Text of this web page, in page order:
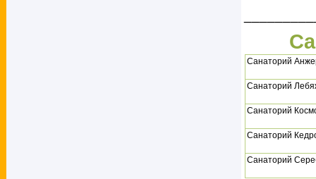
Санаторий
Санаторий
Санаторий
Санаторий
Санаторий